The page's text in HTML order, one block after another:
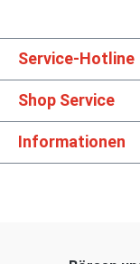
Service-Hotline
Shop Service
Informationen